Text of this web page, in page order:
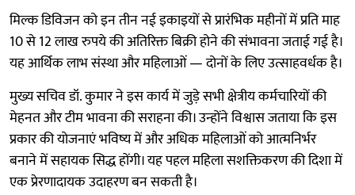
मिल्क डिविजन को इन तीन नई इकाइयों से प्रारंभिक महीनों में प्रति माह
10 से 12 लाख रुपये की अतिरिक्त बिक्री होने की संभावना जताई गई है।
यह आर्थिक लाभ संस्था और महिलाओं — दोनों के लिए उत्साहवर्धक है।
मुख्य सचिव डॉ. कुमार ने इस कार्य में जुड़े सभी क्षेत्रीय कर्मचारियों की
मेहनत और टीम भावना की सराहना की। उन्होंने विश्वास जताया कि इस
प्रकार की योजनाएं भविष्य में और अधिक महिलाओं को आत्मनिर्भर
बनाने में सहायक सिद्ध होंगी। यह पहल महिला सशक्तिकरण की दिशा में
एक प्रेरणादायक उदाहरण बन सकती है।